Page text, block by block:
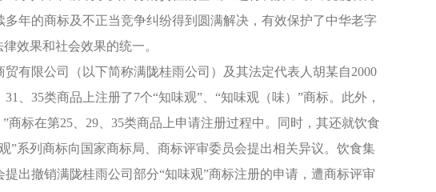
年的商标及不正当竞争纠纷得到圆满解决，有效保护了中华老字
效果和社会效果的统一。
限公司（以下简称满陇桂雨公司）及其法定代表人胡某自2000
、35类商品上注册了7个“知味观”、“知味观（味）”商标。此外，
商标在第25、29、35类商品上申请注册过程中。同时，其还就饮食
”系列商标向国家商标局、商标评审委员会提出相关异议。饮食集
提出撤销满陇桂雨公司部分“知味观”商标注册的申请，遭商标评审